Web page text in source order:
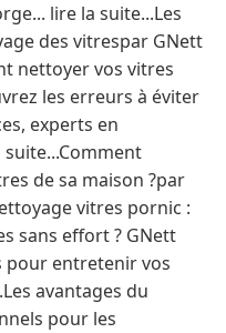
lire la suite...Les
des vitrespar GNett
nettoyer vos vitres
les erreurs à éviter
experts en
de sa maison ?par
vitres pornic :
sans effort ? GNett
pour entretenir vos
avantages du
pour les